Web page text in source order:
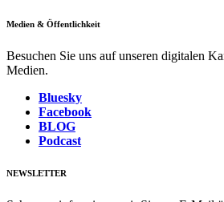
Medien & Öffentlichkeit
Besuchen Sie uns auf unseren digitalen
Medien.
Bluesky
Facebook
BLOG
Podcast
NEWSLETTER